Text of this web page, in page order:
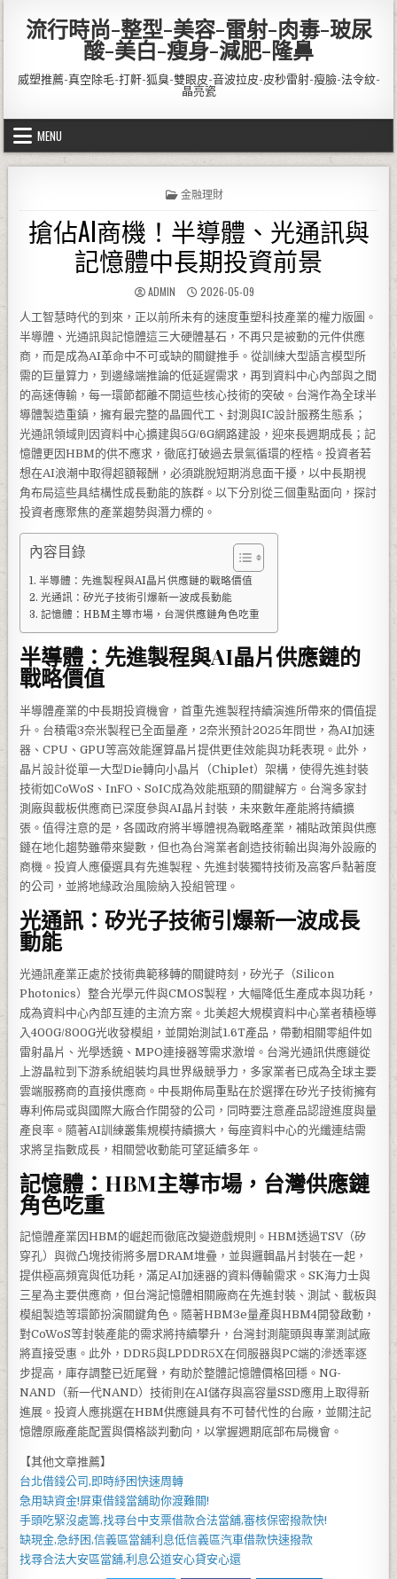
流行時尚-整型-美容-雷射-肉毒-玻尿
酸-美白-瘦身-減肥-隆鼻
威塑推薦-真空除毛-打鼾-狐臭-雙眼皮-音波拉皮-皮秒雷射-瘦臉-法令紋-
晶亮瓷
MENU
POSTED IN
金融理財
搶佔AI商機！半導體、光通訊與
記憶體中長期投資前景
AUTHOR:
ADMIN PUBLISHED DATE:
2026-05-09
人工智慧時代的到來，正以前所未有的速度重塑科技產業的權力版圖。
半導體、光通訊與記憶體這三大硬體基石，不再只是被動的元件供應
商，而是成為AI革命中不可或缺的關鍵推手。從訓練大型語言模型所
需的巨量算力，到邊緣端推論的低延遲需求，再到資料中心內部與之間
的高速傳輸，每一環節都離不開這些核心技術的突破。台灣作為全球半
導體製造重鎮，擁有最完整的晶圓代工、封測與IC設計服務生態系；
光通訊領域則因資料中心擴建與5G/6G網路建設，迎來長週期成長；記
憶體更因HBM的供不應求，徹底打破過去景氣循環的桎梏。投資者若
想在AI浪潮中取得超額報酬，必須跳脫短期消息面干擾，以中長期視
角布局這些具結構性成長動能的族群。以下分別從三個重點面向，探討
投資者應聚焦的產業趨勢與潛力標的。
內容目錄
半導體：先進製程與AI晶片供應鏈的戰略價值
光通訊：矽光子技術引爆新一波成長動能
記憶體：HBM主導市場，台灣供應鏈角色吃重
半導體：先進製程與AI晶片供應鏈的
戰略價值
半導體產業的中長期投資機會，首重先進製程持續演進所帶來的價值提
升。台積電3奈米製程已全面量產，2奈米預計2025年問世，為AI加速
器、CPU、GPU等高效能運算晶片提供更佳效能與功耗表現。此外，
晶片設計從單一大型Die轉向小晶片（Chiplet）架構，使得先進封裝
技術如CoWoS、InFO、SoIC成為效能瓶頸的關鍵解方。台灣多家封
測廠與載板供應商已深度參與AI晶片封裝，未來數年產能將持續擴
張。值得注意的是，各國政府將半導體視為戰略產業，補貼政策與供應
鏈在地化趨勢雖帶來變數，但也為台灣業者創造技術輸出與海外設廠的
商機。投資人應優選具有先進製程、先進封裝獨特技術及高客戶黏著度
的公司，並將地緣政治風險納入投組管理。
光通訊：矽光子技術引爆新一波成長
動能
光通訊產業正處於技術典範移轉的關鍵時刻，矽光子（Silicon
Photonics）整合光學元件與CMOS製程，大幅降低生產成本與功耗，
成為資料中心內部互連的主流方案。北美超大規模資料中心業者積極導
入400G/800G光收發模組，並開始測試1.6T產品，帶動相關零組件如
雷射晶片、光學透鏡、MPO連接器等需求激增。台灣光通訊供應鏈從
上游晶粒到下游系統組裝均具世界級競爭力，多家業者已成為全球主要
雲端服務商的直接供應商。中長期佈局重點在於選擇在矽光子技術擁有
專利佈局或與國際大廠合作開發的公司，同時要注意產品認證進度與量
產良率。隨著AI訓練叢集規模持續擴大，每座資料中心的光纖連結需
求將呈指數成長，相關營收動能可望延續多年。
記憶體：HBM主導市場，台灣供應鏈
角色吃重
記憶體產業因HBM的崛起而徹底改變遊戲規則。HBM透過TSV（矽
穿孔）與微凸塊技術將多層DRAM堆疊，並與邏輯晶片封裝在一起，
提供極高頻寬與低功耗，滿足AI加速器的資料傳輸需求。SK海力士與
三星為主要供應商，但台灣記憶體相關廠商在先進封裝、測試、載板與
模組製造等環節扮演關鍵角色。隨著HBM3e量產與HBM4開發啟動，
對CoWoS等封裝產能的需求將持續攀升，台灣封測龍頭與專業測試廠
將直接受惠。此外，DDR5與LPDDR5X在伺服器與PC端的滲透率逐
步提高，庫存調整已近尾聲，有助於整體記憶體價格回穩。NG-
NAND（新一代NAND）技術則在AI儲存與高容量SSD應用上取得新
進展。投資人應挑選在HBM供應鏈具有不可替代性的台廠，並關注記
憶體原廠產能配置與價格談判動向，以掌握週期底部布局機會。
【其他文章推薦】
台北借錢公司,即時紓困快速周轉
急用缺資金!屏東借錢當舖助你渡難關!
手頭吃緊沒處籌,找尋台中支票借款合法當舖,審核保密撥款快!
缺現金,急紓困,信義區當舖利息低信義區汽車借款快速撥款
找尋合法大安區當舖,利息公道安心貸安心還